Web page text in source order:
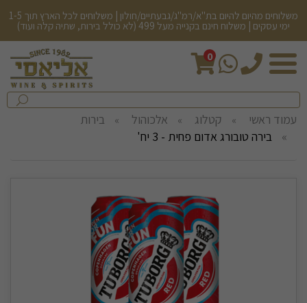
משלוחים מהיום להיום בת"א/רמ"ג/גבעתיים/חולון | משלוחים לכל הארץ תוך 1-5
ימי עסקים | משלוח חינם בקנייה מעל 499 (לא כולל בירות, שתיה קלה ועוד)
0
חיפש
בחנות...
עמוד ראשי קטלוג אלכוהול
בירות
בירה טובורג אדום פחית - 3 יח'